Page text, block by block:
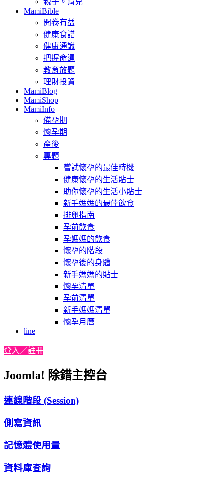
親子。育兒
MamiBible
開卷有益
健康食譜
健康通識
把握命運
教育放題
理財投資
MamiBlog
MamiShop
MamiInfo
備孕期
懷孕期
產後
專題
嘗試懷孕的最佳時機
健康懷孕的生活貼士
助你懷孕的生活小貼士
新手媽媽的最佳飲食
排卵指南
孕前飲食
孕媽媽的飲食
懷孕的階段
懷孕後的身體
新手媽媽的貼士
懷孕清單
孕前清單
新手媽媽清單
懷孕月曆
line
登入／註冊
Joomla! 除錯主控台
連線階段 (Session)
側寫資訊
記憶體使用量
資料庫查詢